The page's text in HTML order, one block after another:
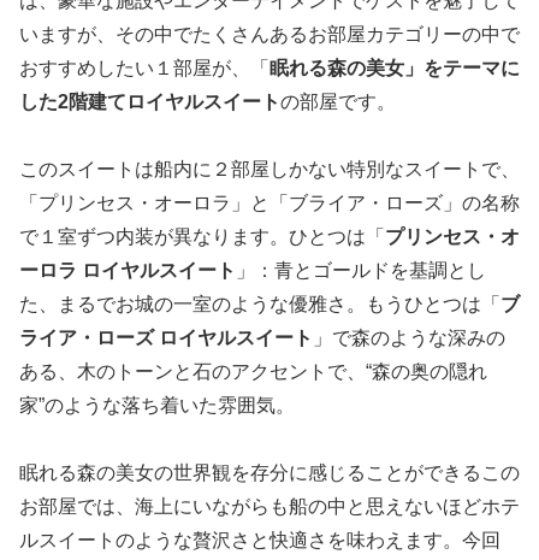
いますが、その中でたくさんあるお部屋カテゴリーの中で
おすすめしたい１部屋が、「 眠れる森の美女」をテーマに
した2階建てロイヤルスイートの部屋です。
このスイートは船内に２部屋しかない特別なスイートで、
「プリンセス・オーロラ」と「ブライア・ローズ」の名称
で１室ずつ内装が異なります。ひとつは「 プリンセス・オ
ーロラ ロイヤルスイート 」：青とゴールドを基調とし
た、まるでお城の一室のような優雅さ。もうひとつは「 ブ
ライア・ローズ ロイヤルスイート 」で森のような深みの
ある、木のトーンと石のアクセントで、“森の奥の隠れ
家”のような落ち着いた雰囲気。
眠れる森の美女の世界観を存分に感じることができるこの
お部屋では、海上にいながらも船の中と思えないほどホテ
ルスイートのような贅沢さと快適さを味わえます。今回